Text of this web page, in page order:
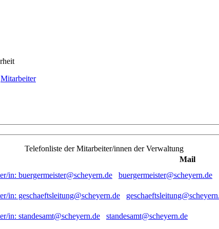
Mitarbeiter
Telefonliste der Mitarbeiter/innen der Verwaltung
Mail
buergermeister@scheyern.de
standesamt@scheyern.de